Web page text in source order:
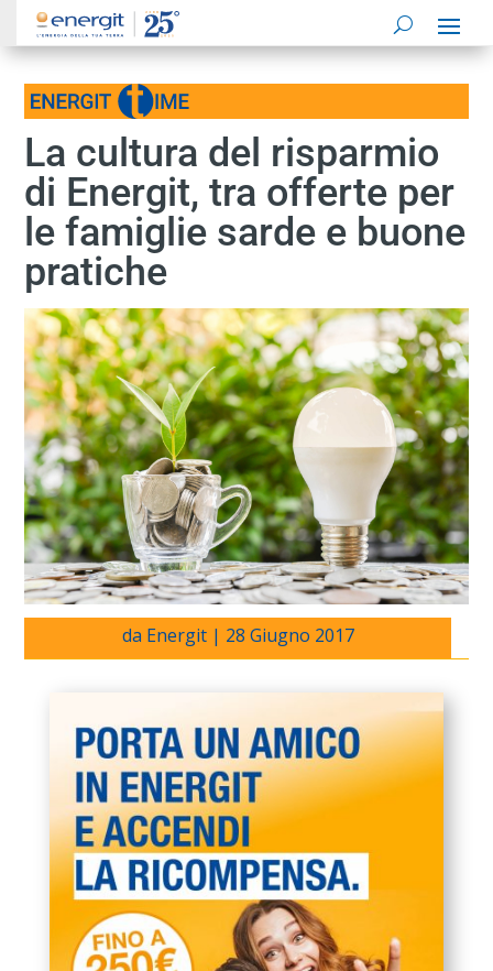
La cultura del risparmio
di Energit, tra offerte per
le famiglie sarde e buone
pratiche
da Energit| 28 Giugno 2017